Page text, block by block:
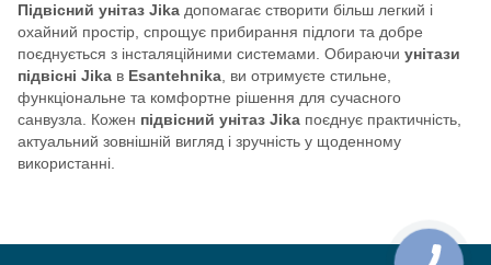
Підвісний унітаз Jika допомагає створити більш легкий і
охайний простір, спрощує прибирання підлоги та добре
поєднується з інсталяційними системами. Обираючи унітази
підвісні Jika в Esantehnika , ви отримуєте стильне,
функціональне та комфортне рішення для сучасного
санвузла. Кожен підвісний унітаз Jika поєднує практичність,
актуальний зовнішній вигляд і зручність у щоденному
використанні.